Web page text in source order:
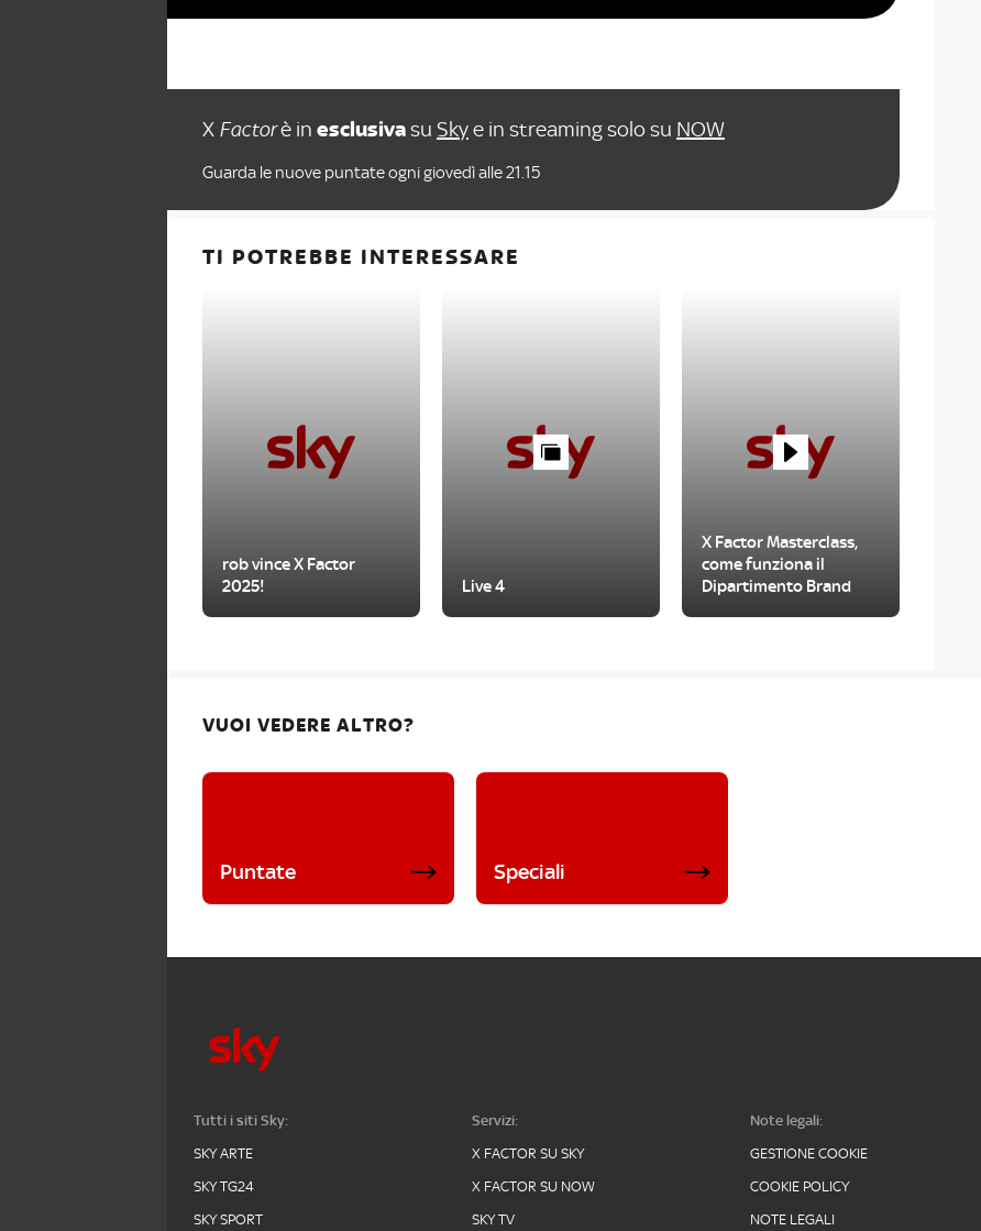
X Factorè in esclusivasu Skye in streaming solo su NOW
Guarda le nuove puntate ogni giovedì alle 21.15
TI POTREBBE INTERESSARE
rob vince X Factor
2025!
Live 4
X Factor Masterclass,
come funziona il
Dipartimento Brand
VUOI VEDERE ALTRO?
Puntate Speciali
Tutti i siti Sky:
SKY ARTE
SKY TG24
SKY SPORT
Servizi:
X FACTOR SU SKY
X FACTOR SU NOW
SKY TV
Note legali:
GESTIONE COOKIE
COOKIE POLICY
NOTE LEGALI